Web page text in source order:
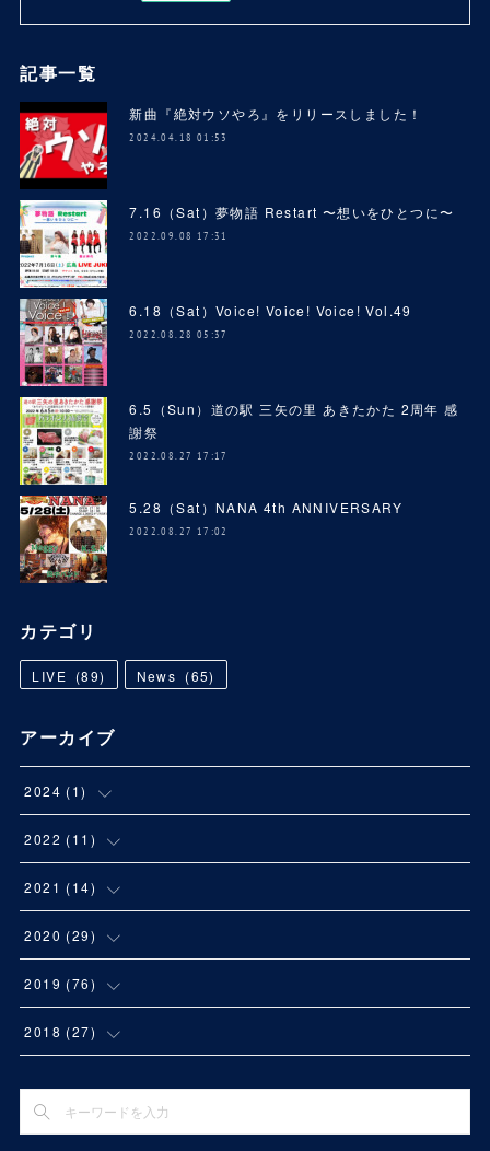
記事一覧
新曲『絶対ウソやろ』をリリースしました！
2024.04.18 01:53
7.16（Sat）夢物語 Restart 〜想いをひとつに〜
2022.09.08 17:31
6.18（Sat）Voice! Voice! Voice! Vol.49
2022.08.28 05:37
6.5（Sun）道の駅 三矢の里 あきたかた 2周年 感
謝祭
2022.08.27 17:17
5.28（Sat）NANA 4th ANNIVERSARY
2022.08.27 17:02
カテゴリ
LIVE (89) News (65)
アーカイブ
2024 (1)
( 1 )
2022 (11 )
(1)
(3)
(1)
(2)
(1)
2021 (14)
(1)
(2)
(1)
(1)
2020 (29)
(2)
(1)
(
2019 (76)
(11
2018 (27)